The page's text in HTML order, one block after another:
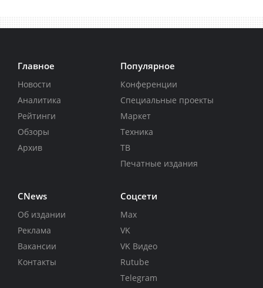
Главное
Новости
Аналитика
Рейтинги
Обзоры
Архив
Популярное
Конференции
Специальные проекты
Маркет
Техника
ТВ
Печатные издания
CNews
Об издании
Реклама
Вакансии
Контакты
Соцсети
Max
VK
VK Видео
Rutube
Telegram